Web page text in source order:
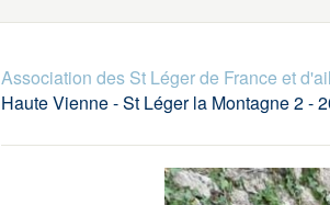
Association des St Léger de France et
Haute Vienne - St Léger la Montagne 2 -